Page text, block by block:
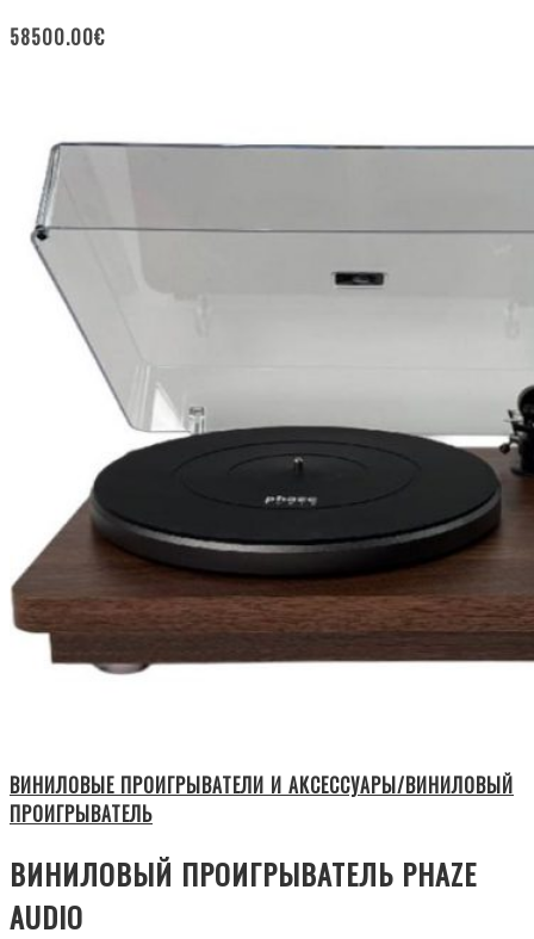
58500.00€
ВИНИЛОВЫЕ ПРОИГРЫВАТЕЛИ И АКСЕССУАРЫ/ВИНИЛОВЫЙ
ПРОИГРЫВАТЕЛЬ
ВИНИЛОВЫЙ ПРОИГРЫВАТЕЛЬ PHAZE
AUDIO